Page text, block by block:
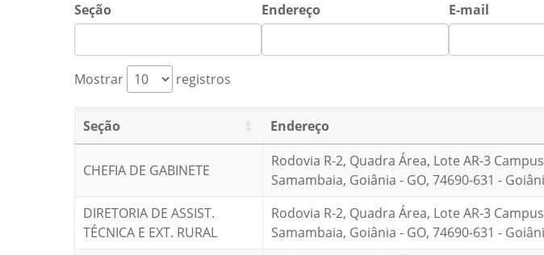
Seção Endereço E-mail
Mostrar registros
Seção Endereço
CHEFIA DE GABINETE
Rodovia R-2, Quadra Área, Lote AR-3
Samambaia, Goiânia - GO, 74690-631 -
DIRETORIA DE ASSIST.
TÉCNICA E EXT. RURAL
Rodovia R-2, Quadra Área, Lote AR-3
Samambaia, Goiânia - GO, 74690-631 -